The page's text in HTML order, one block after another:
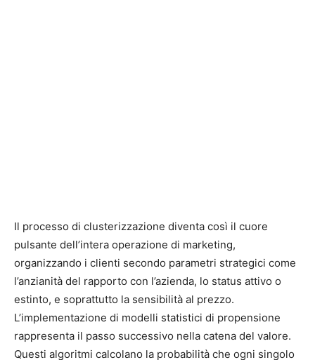
Il processo di clusterizzazione diventa così il cuore
pulsante dell’intera operazione di marketing,
organizzando i clienti secondo parametri strategici come
l’anzianità del rapporto con l’azienda, lo status attivo o
estinto, e soprattutto la sensibilità al prezzo.
L’implementazione di modelli statistici di propensione
rappresenta il passo successivo nella catena del valore.
Questi algoritmi calcolano la probabilità che ogni singolo